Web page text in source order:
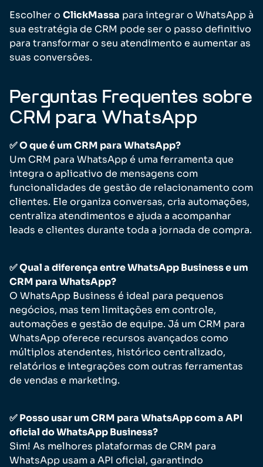
Escolher o ClickMassa para integrar o WhatsApp à
sua estratégia de CRM pode ser o passo definitivo
para transformar o seu atendimento e aumentar as
suas conversões.
Perguntas Frequentes sobre
CRM para WhatsApp
✅ O que é um CRM para WhatsApp?
Um CRM para WhatsApp é uma ferramenta que
integra o aplicativo de mensagens com
funcionalidades de gestão de relacionamento com
clientes. Ele organiza conversas, cria automações,
centraliza atendimentos e ajuda a acompanhar
leads e clientes durante toda a jornada de compra.
✅ Qual a diferença entre WhatsApp Business e um
CRM para WhatsApp?
O WhatsApp Business é ideal para pequenos
negócios, mas tem limitações em controle,
automações e gestão de equipe. Já um CRM para
WhatsApp oferece recursos avançados como
múltiplos atendentes, histórico centralizado,
relatórios e integrações com outras ferramentas
de vendas e marketing.
✅ Posso usar um CRM para WhatsApp com a API
oficial do WhatsApp Business?
Sim! As melhores plataformas de CRM para
WhatsApp usam a API oficial, garantindo